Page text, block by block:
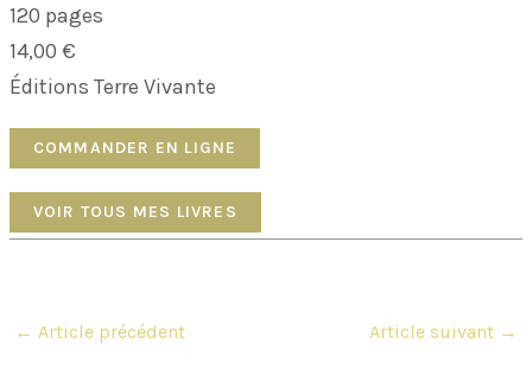
120 pages
14,00 €
Éditions Terre Vivante
COMMANDER EN LIGNE
VOIR TOUS MES LIVRES
Navigation
← Article précédent Article suivant →